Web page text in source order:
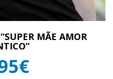
MÃE AMOR